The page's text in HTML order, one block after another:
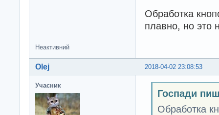
}
Обработка
плавно, но это
Неактивний
2018-04-02 23:08:53
Olej
Учасник
Госпади
Обработка